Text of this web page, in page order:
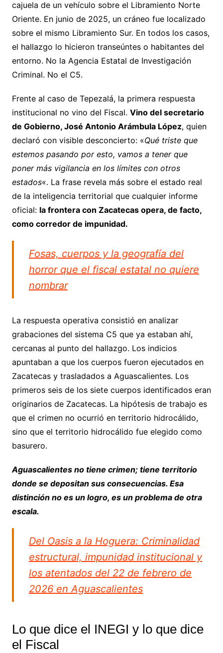
cajuela de un vehículo sobre el Libramiento Norte
Oriente. En junio de 2025, un cráneo fue localizado
sobre el mismo Libramiento Sur. En todos los casos,
el hallazgo lo hicieron transeúntes o habitantes del
entorno. No la Agencia Estatal de Investigación
Criminal. No el C5.
Frente al caso de Tepezalá, la primera respuesta
institucional no vino del Fiscal. Vino del secretario
de Gobierno, José Antonio Arámbula López, quien
declaró con visible desconcierto: «Qué triste que
estemos pasando por esto, vamos a tener que
poner más vigilancia en los límites con otros
estados«. La frase revela más sobre el estado real
de la inteligencia territorial que cualquier informe
oficial: la frontera con Zacatecas opera, de facto,
como corredor de impunidad.
Fosas, cuerpos y la geografía del
horror que el fiscal estatal no quiere
nombrar
La respuesta operativa consistió en analizar
grabaciones del sistema C5 que ya estaban ahí,
cercanas al punto del hallazgo. Los indicios
apuntaban a que los cuerpos fueron ejecutados en
Zacatecas y trasladados a Aguascalientes. Los
primeros seis de los siete cuerpos identificados eran
originarios de Zacatecas. La hipótesis de trabajo es
que el crimen no ocurrió en territorio hidrocálido,
sino que el territorio hidrocálido fue elegido como
basurero.
Aguascalientes no tiene crimen; tiene territorio
donde se depositan sus consecuencias. Esa
distinción no es un logro, es un problema de otra
escala.
Del Oasis a la Hoguera: Criminalidad
estructural, impunidad institucional y
los atentados del 22 de febrero de
2026 en Aguascalientes
Lo que dice el INEGI y lo que dice
el Fiscal